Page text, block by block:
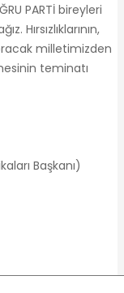
PARTİ bireyleri
Hırsızlıklarının,
milletimizden
teminatı
Başkanı)